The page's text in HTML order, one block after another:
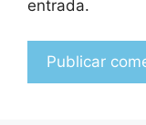
entrada.